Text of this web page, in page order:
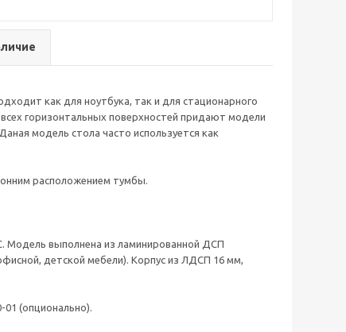
как для ноутбука, так и для стационарного
горизонтальных поверхностей придают модели
модель стола часто используется как
расположением тумбы.
Модель выполнена из ламинированной ДСП
детской мебели). Корпус из ЛДСП 16 мм,
(опционально).